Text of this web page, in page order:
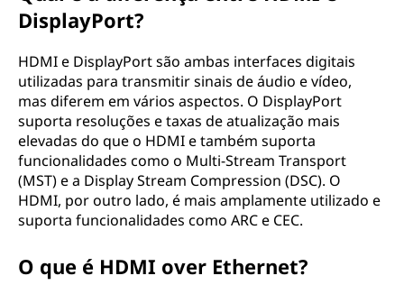
DisplayPort?
HDMI e DisplayPort são ambas interfaces digitais
utilizadas para transmitir sinais de áudio e vídeo,
mas diferem em vários aspectos. O DisplayPort
suporta resoluções e taxas de atualização mais
elevadas do que o HDMI e também suporta
funcionalidades como o Multi-Stream Transport
(MST) e a Display Stream Compression (DSC). O
HDMI, por outro lado, é mais amplamente utilizado e
suporta funcionalidades como ARC e CEC.
O que é HDMI over Ethernet?